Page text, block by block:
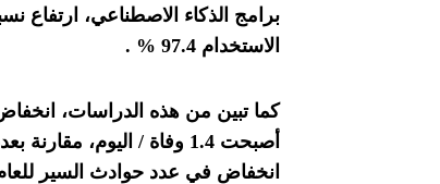
برامج الذكاء الاصطناعي، ارتفاع
الاستخدام 97.4 % .
انخفاض في عدد حوادث السير للعام 2024 مقارنة بعدد الحوادث للعام